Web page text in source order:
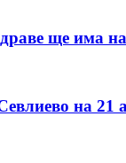
ще има
на 21